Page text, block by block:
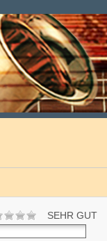
SEHR GUT